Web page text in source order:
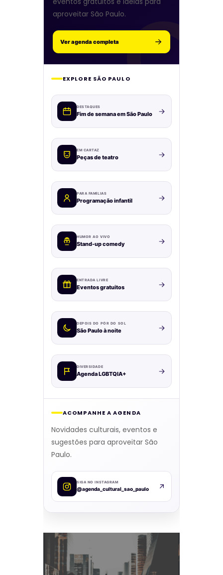
aproveitar São Paulo.
Ver agenda completa
EXPLORE SÃO PAULO
DESTAQUES
Fim de semana em São Paulo
EM CARTAZ
Peças de teatro
PARA FAMÍLIAS
Programação infantil
HUMOR AO VIVO
Stand-up comedy
ENTRADA LIVRE
Eventos gratuitos
DEPOIS DO PÔR DO SOL
São Paulo à noite
DIVERSIDADE
Agenda LGBTQIA+
ACOMPANHE A AGENDA
Novidades culturais, eventos e
sugestões para aproveitar São
Paulo.
SIGA NO INSTAGRAM
@agenda_cultural_sao_paulo